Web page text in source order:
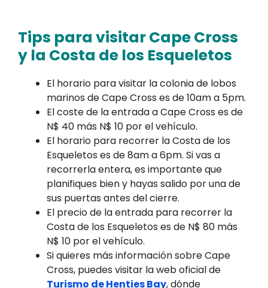
Tips para visitar Cape Cross
y la Costa de los Esqueletos
El horario para visitar la colonia de lobos
marinos de Cape Cross es de 10am a 5pm.
El coste de la entrada a Cape Cross es de
N$ 40 más N$ 10 por el vehículo.
El horario para recorrer la Costa de los
Esqueletos es de 8am a 6pm. Si vas a
recorrerla entera, es importante que
planifiques bien y hayas salido por una de
sus puertas antes del cierre.
El precio de la entrada para recorrer la
Costa de los Esqueletos es de N$ 80 más
N$ 10 por el vehículo.
Si quieres más información sobre Cape
Cross, puedes visitar la web oficial de
Turismo de Henties Bay, dónde